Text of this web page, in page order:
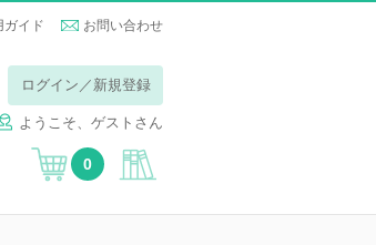
ガイド お問い合わせ
ログイン／新規登録
ようこそ、ゲストさん
0